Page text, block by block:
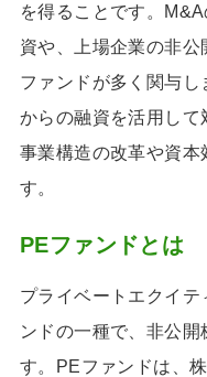
を得ることです。
資や、上場企業の非
ファンドが多く関与
からの融資を活用して
事業構造の改革や資
す。
PEファンドとは
プライベートエクイ
ンドの一種で、非公
す。PEファンドは、